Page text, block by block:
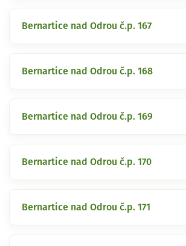
Bernartice nad Odrou č.p. 167
Bernartice nad Odrou č.p. 168
Bernartice nad Odrou č.p. 169
Bernartice nad Odrou č.p. 170
Bernartice nad Odrou č.p. 171